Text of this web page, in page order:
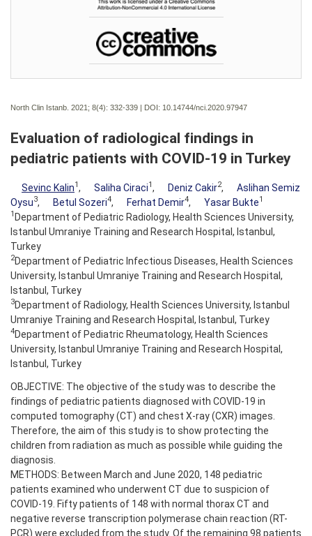
North Clin Istanb. 2021; 8(4): 332-339 | DOI: 10.14744/nci.2020.97947
Evaluation of radiological findings in
pediatric patients with COVID-19 in Turkey
Sevinc Kalin1 , Saliha Ciraci1 , Deniz Cakir2,
Aslihan Semiz
Oysu3, Betul Sozeri4, Ferhat Demir4, Yasar Bukte1
1 Department of Pediatric Radiology, Health Sciences University,
Istanbul Umraniye Training and Research Hospital, Istanbul,
Turkey
2Department of Pediatric Infectious Diseases, Health Sciences
University, Istanbul Umraniye Training and Research Hospital,
Istanbul, Turkey
3Department of Radiology, Health Sciences University, Istanbul
Umraniye Training and Research Hospital, Istanbul, Turkey
4Department of Pediatric Rheumatology, Health Sciences
University, Istanbul Umraniye Training and Research Hospital,
Istanbul, Turkey
OBJECTIVE: The objective of the study was to describe the
findings of pediatric patients diagnosed with COVID-19 in
computed tomography (CT) and chest X-ray (CXR) images.
Therefore, the aim of this study is to show protecting the
children from radiation as much as possible while guiding the
diagnosis.
METHODS: Between March and June 2020, 148 pediatric
patients examined who underwent CT due to suspicion of
COVID-19. Fifty patients of 148 with normal thorax CT and
negative reverse transcription polymerase chain reaction (RT-
PCR) were excluded from the study. Of the remaining 98 patients